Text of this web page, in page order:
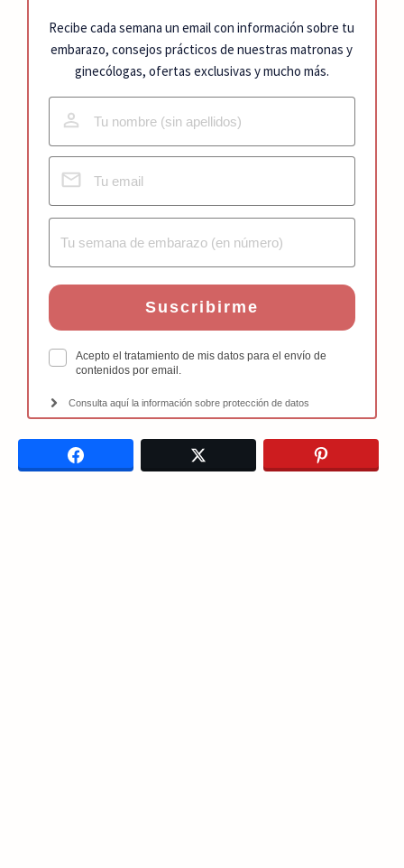
Recibe cada semana un email con información sobre tu
embarazo, consejos prácticos de nuestras matronas y
ginecólogas, ofertas exclusivas y mucho más.
Suscribirme
Acepto el tratamiento de mis datos para el envío de
contenidos por email.
Consulta aquí la información sobre protección de datos